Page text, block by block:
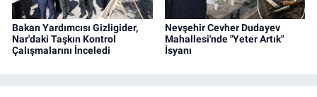
Bakan Yardımcısı Gizligider,
Nar'daki Taşkın Kontrol
Çalışmalarını İnceledi
Nevşehir Cevher Dudayev
Mahallesi'nde "Yeter Artık"
İsyanı